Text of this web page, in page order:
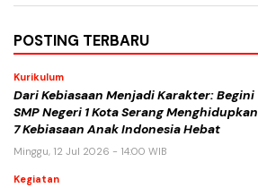
POSTING TERBARU
Kurikulum
Dari Kebiasaan Menjadi Karakter: Begini
SMP Negeri 1 Kota Serang Menghidupkan
7 Kebiasaan Anak Indonesia Hebat
Minggu, 12 Jul 2026 - 14:00 WIB
Kegiatan